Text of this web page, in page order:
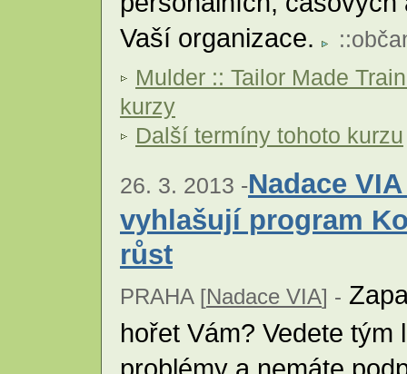
Vaší organizace.
::
Mulder :: Tailor Made
kurzy
Další termíny tohoto kurzu
26. 3. 2013 -Nadace
vyhlašují program
růst
PRAHA [Nadace VIA] -
hořet Vám? Vedete tým